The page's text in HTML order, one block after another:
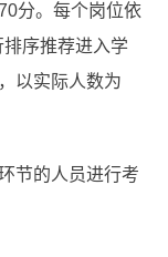
分。每个岗位依
序推荐进入学
以实际人数为
节的人员进行考